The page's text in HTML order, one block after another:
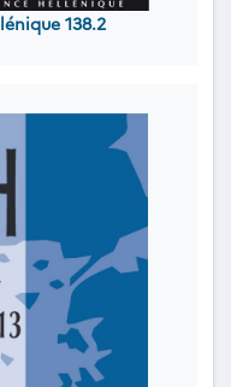
138.2